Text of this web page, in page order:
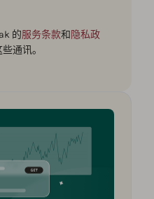
的服务条款和隐私政
通讯。